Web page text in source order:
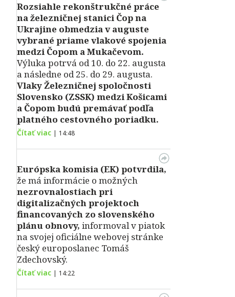
Rozsiahle rekonštrukčné práce
na železničnej stanici Čop na
Ukrajine obmedzia v auguste
vybrané priame vlakové spojenia
medzi Čopom a Mukačevom.
Výluka potrvá od 10. do 22. augusta
a následne od 25. do 29. augusta.
Vlaky Železničnej spoločnosti
Slovensko (ZSSK) medzi Košicami
a Čopom budú premávať podľa
platného cestovného poriadku.
Čítať viac | 14:48
Európska komisia (EK) potvrdila,
že má informácie o možných
nezrovnalostiach pri
digitalizačných projektoch
financovaných zo slovenského
plánu obnovy, informoval v piatok
na svojej oficiálne webovej stránke
český europoslanec Tomáš
Zdechovský.
Čítať viac | 14:22